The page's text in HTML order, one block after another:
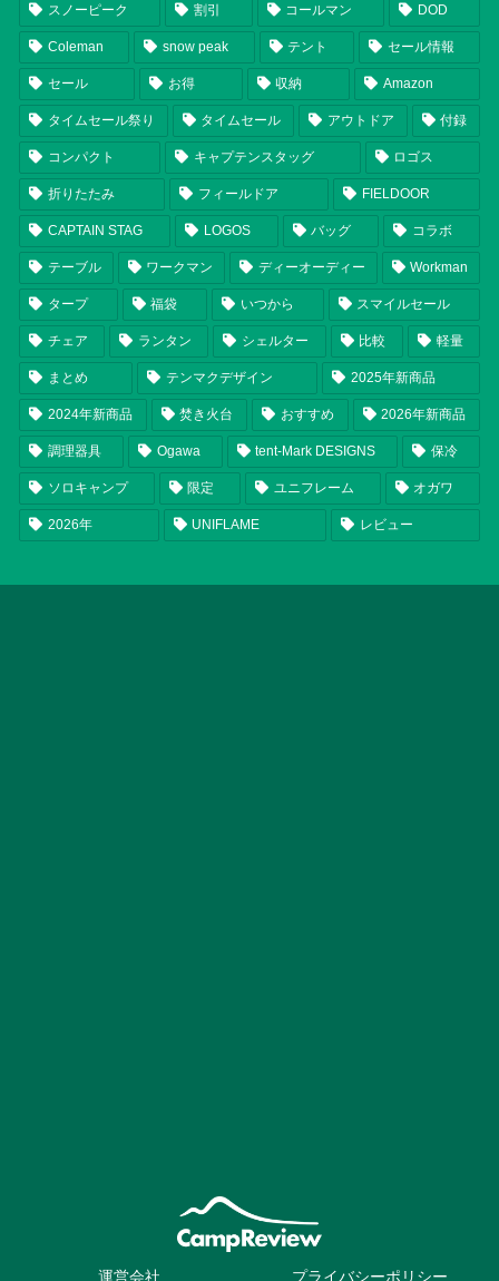
スノーピーク 割引 コールマン DOD
Coleman snow peak テント セール情報
セール お得 収納 Amazon
タイムセール祭り タイムセール アウトドア 付録
コンパクト キャプテンスタッグ ロゴス
折りたたみ フィールドア FIELDOOR
CAPTAIN STAG LOGOS バッグ コラボ
テーブル ワークマン ディーオーディー Workman
タープ 福袋 いつから スマイルセール
チェア ランタン シェルター 比較 軽量
まとめ テンマクデザイン 2025年新商品
2024年新商品 焚き火台 おすすめ 2026年新商品
調理器具 Ogawa tent-Mark DESIGNS 保冷
ソロキャンプ 限定 ユニフレーム オガワ
2026年 UNIFLAME レビュー
運営会社 プライバシーポリシー